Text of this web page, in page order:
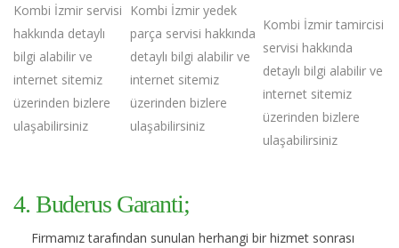
Kombi İzmir servisi
hakkında detaylı
bilgi alabilir ve
internet sitemiz
üzerinden bizlere
ulaşabilirsiniz
Kombi İzmir yedek
parça servisi hakkında
detaylı bilgi alabilir ve
internet sitemiz
üzerinden bizlere
ulaşabilirsiniz
Kombi İzmir tamircisi
servisi hakkında
detaylı bilgi alabilir ve
internet sitemiz
üzerinden bizlere
ulaşabilirsiniz
4. Buderus Garanti;
Firmamız tarafından sunulan herhangi bir hizmet sonrası